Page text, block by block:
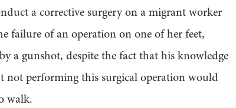
a corrective surgery on a migrant worker
failure of an operation on one of her feet,
a gunshot, despite the fact that his knowledge
not performing this surgical operation would
walk.